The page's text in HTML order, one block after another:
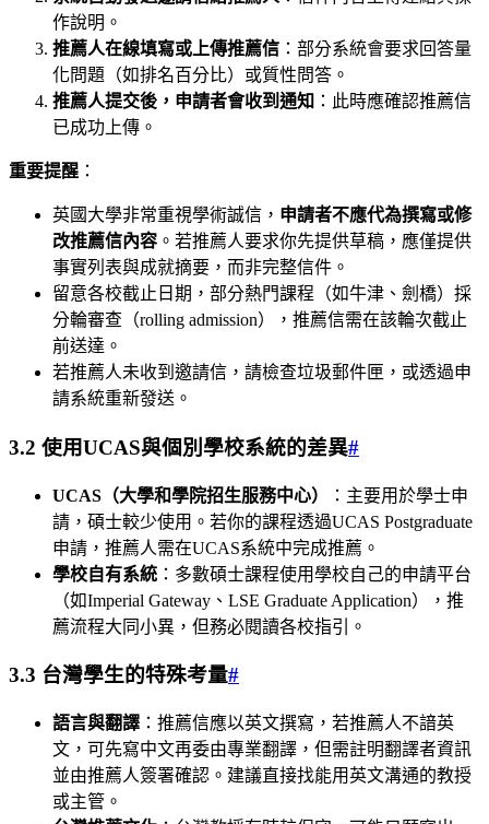
作說明。
推薦人在線填寫或上傳推薦信 ：部分系統會要求回答量
化問題（如排名百分比）或質性問答。
推薦人提交後，申請者會收到通知 ：此時應確認推薦信
已成功上傳。
重要提醒 ：
英國大學非常重視學術誠信， 申請者不應代為撰寫或修
改推薦信內容 。若推薦人要求你先提供草稿，應僅提供
事實列表與成就摘要，而非完整信件。
留意各校截止日期，部分熱門課程（如牛津、劍橋）採
分輪審查（rolling admission），推薦信需在該輪次截止
前送達。
若推薦人未收到邀請信，請檢查垃圾郵件匣，或透過申
請系統重新發送。
3.2 使用UCAS與個別學校系統的差異#
UCAS（大學和學院招生服務中心）
：主要用於學士申
請，碩士較少使用。若你的課程透過UCAS Postgraduate
申請，推薦人需在UCAS系統中完成推薦。
學校自有系統 ：多數碩士課程使用學校自己的申請平台
（如Imperial Gateway、LSE Graduate Application），推
薦流程大同小異，但務必閱讀各校指引。
3.3 台灣學生的特殊考量#
語言與翻譯 ：推薦信應以英文撰寫，若推薦人不諳英
文，可先寫中文再委由專業翻譯，但需註明翻譯者資訊
並由推薦人簽署確認。建議直接找能用英文溝通的教授
或主管。